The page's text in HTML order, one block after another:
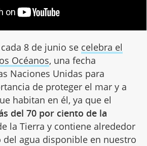
8 de junio se celebra el
Océanos, una fecha
Naciones Unidas para
de proteger el mar y a
habitan en él, ya que el
del 70 por ciento de la
la Tierra y contiene alrededor
del agua disponible en nuestro